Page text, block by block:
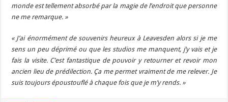
monde est tellement absorbé par la magie de l’endroit que personne
ne me remarque. »
« J’ai énormément de souvenirs heureux à Leavesden alors si je me
sens un peu déprimé ou que les studios me manquent, j’y vais et je
fais la visite. C’est fantastique de pouvoir y retourner et revoir mon
ancien lieu de prédilection. Ça me permet vraiment de me relever. Je
suis toujours époustouflé à chaque fois que je m’y rends. »